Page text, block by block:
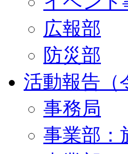
広報部
防災部
活動報告（
事務局
事業部：